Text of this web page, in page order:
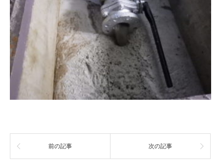
前の記事 次の記事